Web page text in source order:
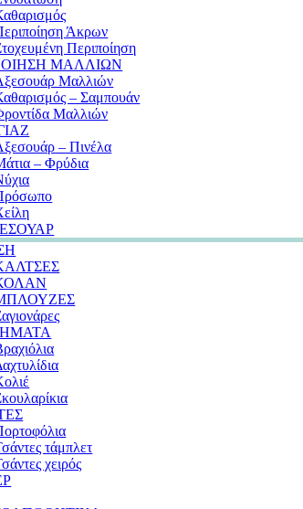
Άκρων
Περιποίηση
ΜΑΛΛΙΩΝ
Μαλλιών
– Σαμπουάν
Μαλλιών
– Πινέλα
– Φρύδια
τάμπλετ
χειρός